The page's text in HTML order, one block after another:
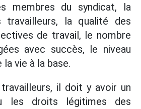
membres du syndicat, la
travailleurs, la qualité des
de travail, le nombre
avec succès, le niveau
vie à la base.
il doit y avoir un
les droits légitimes des